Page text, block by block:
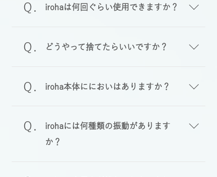
irohaは何回ぐらい使用できますか？
どうやって捨てたらいいですか？
iroha本体ににおいはありますか？
irohaには何種類の振動があります
か？